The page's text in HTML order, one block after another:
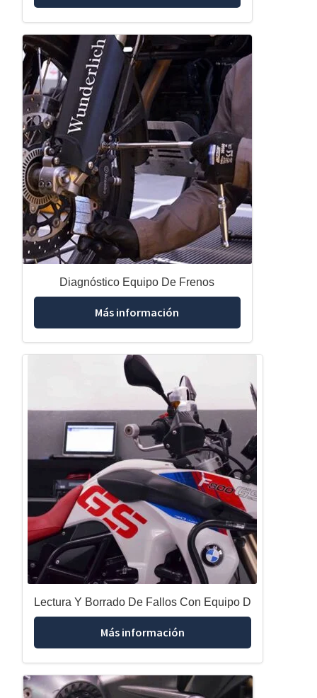
Diagnóstico Equipo De Frenos
Más información
Lectura Y Borrado De Fallos Con Equipo D
Más información